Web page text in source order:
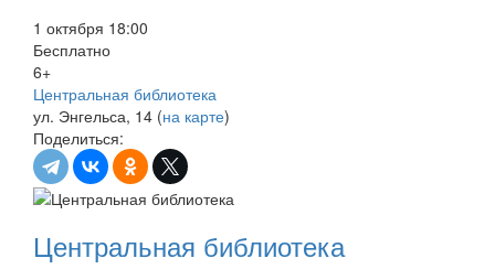
1 октября 18:00
Бесплатно
6+
Центральная библиотека
ул. Энгельса, 14 (на карте)
Поделиться:
Центральная библиотека